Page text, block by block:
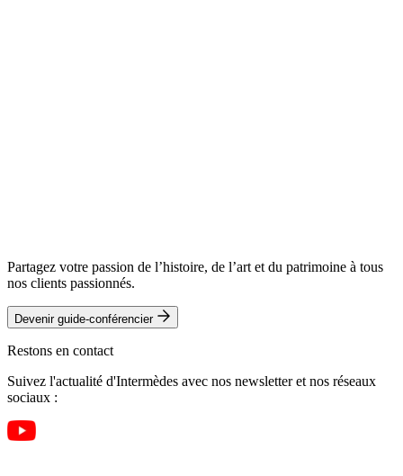
Partagez votre passion de l’histoire, de l’art et du patrimoine à tous
nos clients passionnés.
Devenir guide-conférencier
Restons en contact
Suivez l'actualité d'Intermèdes avec nos newsletter et nos réseaux
sociaux :